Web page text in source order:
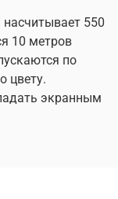
550
10 метров
по
цвету.
экранным